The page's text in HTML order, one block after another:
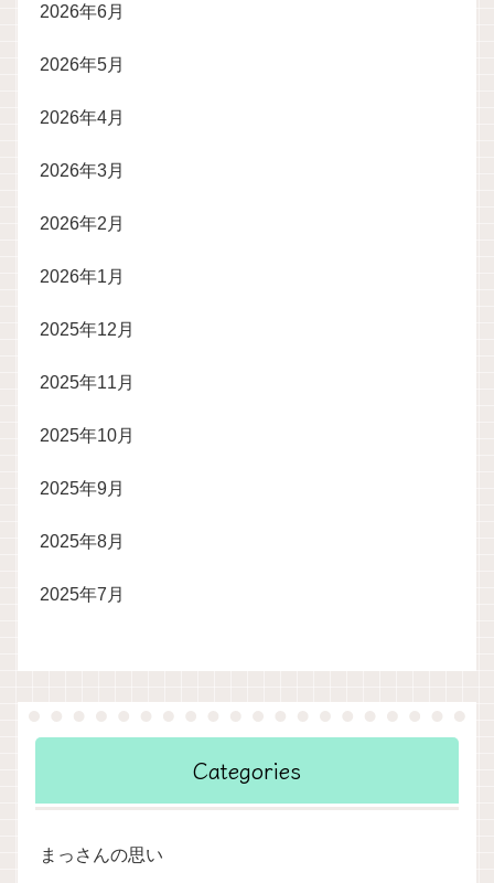
2026年6月
2026年5月
2026年4月
2026年3月
2026年2月
2026年1月
2025年12月
2025年11月
2025年10月
2025年9月
2025年8月
2025年7月
Categories
まっさんの思い